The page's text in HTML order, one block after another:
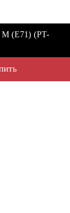
(E71) (PT-